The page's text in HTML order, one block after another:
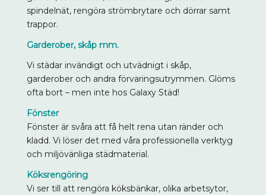
spindelnät, rengöra strömbrytare och dörrar samt
trappor.
Garderober, skåp mm.
Vi städar invändigt och utvädnigt i skåp,
garderober och andra förvaringsutrymmen. Glöms
ofta bort – men inte hos Galaxy Städ!
Fönster
Fönster är svåra att få helt rena utan ränder och
kladd. Vi löser det med våra professionella verktyg
och miljövänliga städmaterial.
Köksrengöring
Vi ser till att rengöra köksbänkar, olika arbetsytor,